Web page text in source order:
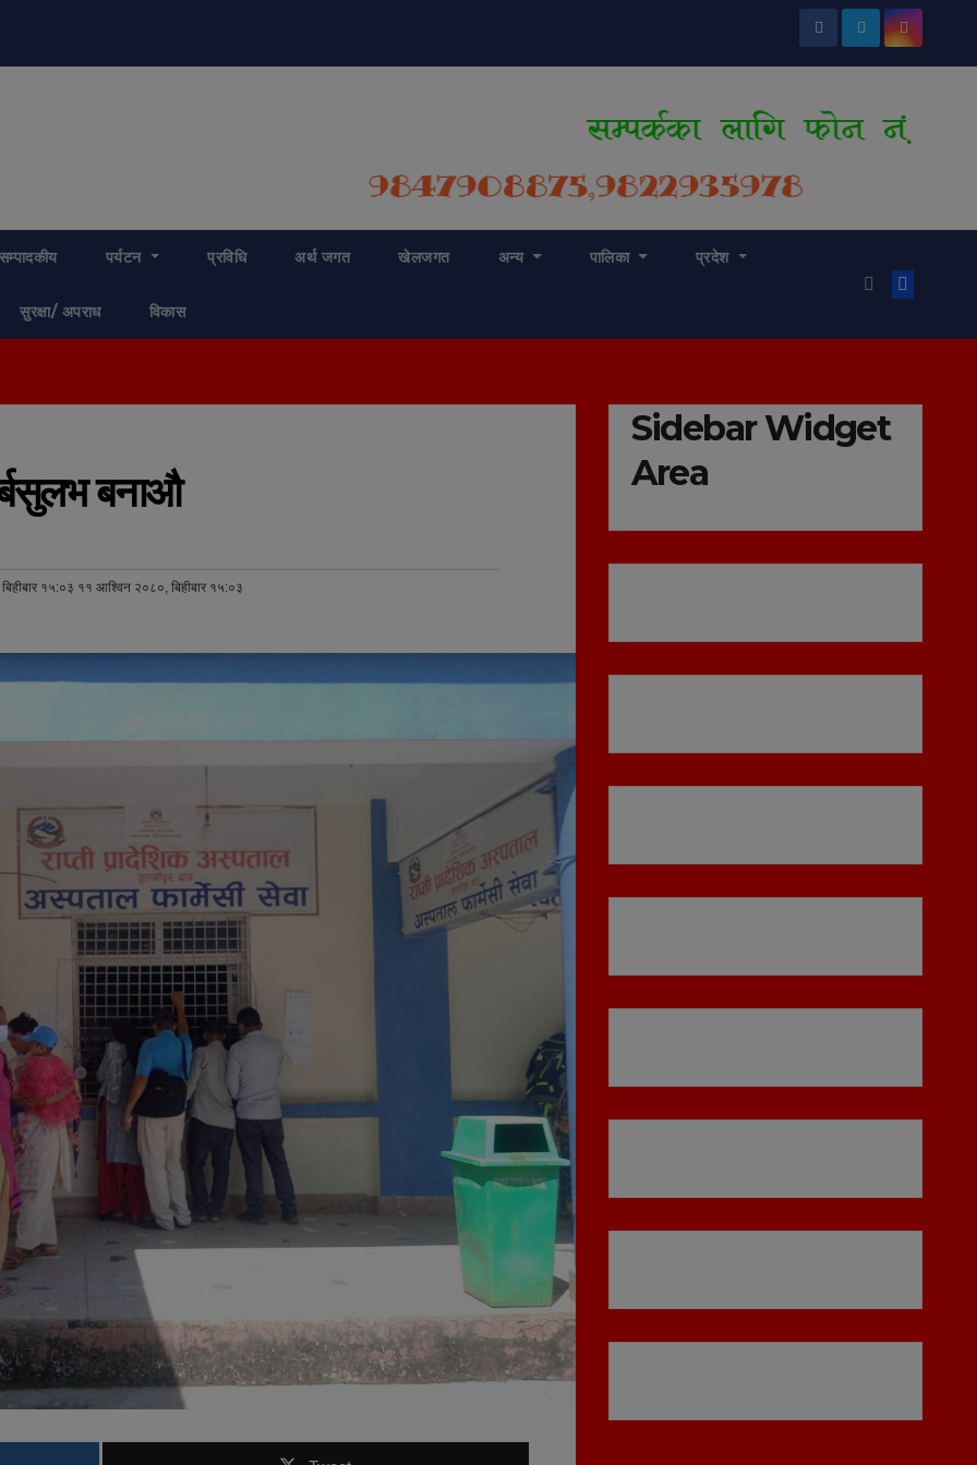
पर्यटन प्रविधि अर्थ जगत खेलजगत अन्य पालिका प्रदेश
सुरक्षा/ अपराध विकास
बनाऔ
१५:०३ ११ आश्विन २०८०, बिहीबार १५:०३
Sidebar Widget
Area